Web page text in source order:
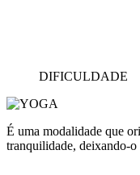
DIFICULDADE
É uma modalidade que
tranquilidade, deixando-